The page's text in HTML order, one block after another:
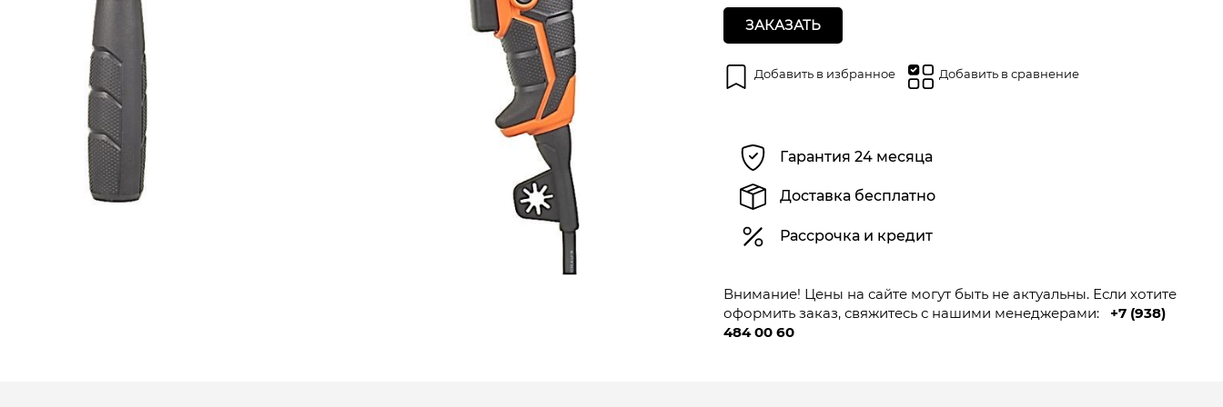
ЗАКАЗАТЬ
Добавить в избранное Добавить в сравнение
Гарантия 24 месяца
Доставка бесплатно
Рассрочка и кредит
Внимание! Цены на сайте могут быть не актуальны. Если хотите
оформить заказ, свяжитесь с нашими менеджерами:
+7 (938)
484 00 60